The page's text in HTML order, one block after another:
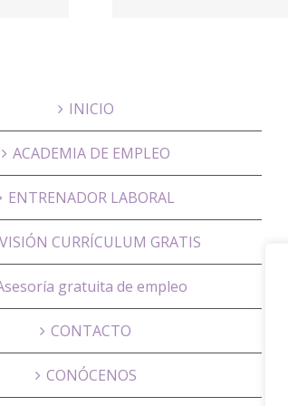
INICIO
ACADEMIA DE EMPLEO
ENTRENADOR LABORAL
CURRÍCULUM GRATIS
gratuita de empleo
CONTACTO
CONÓCENOS